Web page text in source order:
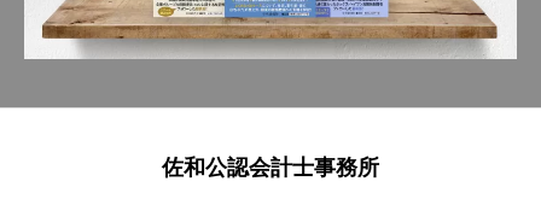
佐和公認会計士事務所